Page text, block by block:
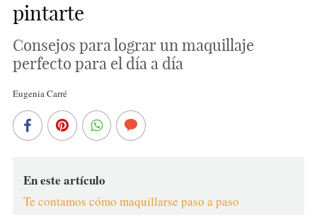
pintarte
Consejos para lograr un maquillaje
perfecto para el día a día
Eugenia Carré
En este artículo
Te contamos cómo maquillarse paso a paso